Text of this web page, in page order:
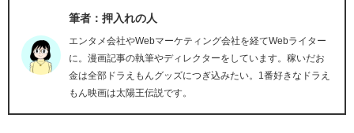
筆者：押入れの人
エンタメ会社やWebマーケティング会社を経てWebライター
に。漫画記事の執筆やディレクターをしています。稼いだお
金は全部ドラえもんグッズにつぎ込みたい。1番好きなドラえ
もん映画は太陽王伝説です。